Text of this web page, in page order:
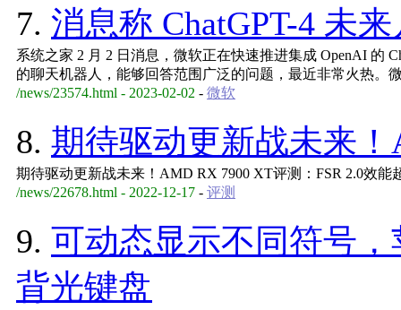
7. 消息称 ChatGPT-4 未
系统之家 2 月 2 日消息，微软正在快速推进集成 OpenAI 的
的聊天机器人，能够回答范围广泛的问题，最近非常火热。
/news/23574.html - 2023-02-02 - 微软
8. 期待驱动更新战未来
期待驱动更新战未来！AMD RX 7900 XT评测：FSR 2.0效能
/news/22678.html - 2022-12-17 - 评测
9. 可动态显示不同符号
背光键盘